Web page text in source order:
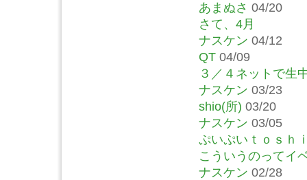
あまぬさ 04/20
さて、4月
ナスケン 04/12
QT 04/09
３／４ネットで生
ナスケン 03/23
shio(所) 03/20
ナスケン 03/05
ぷいぷいｔｏｓｈ
こういうのってイ
ナスケン 02/28